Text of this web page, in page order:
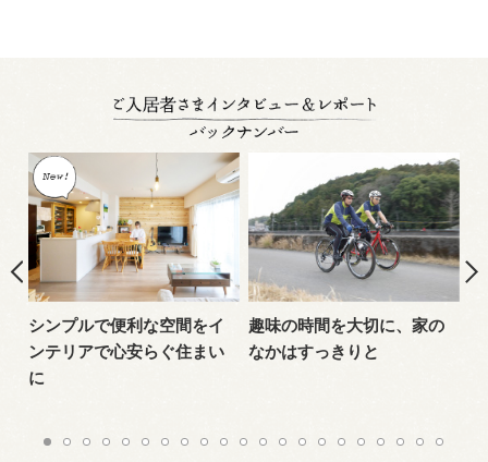
シンプルで便利な空間をイ
ンテリアで心安らぐ住まい
に
趣味の時間を大切に、家の
なかはすっきりと